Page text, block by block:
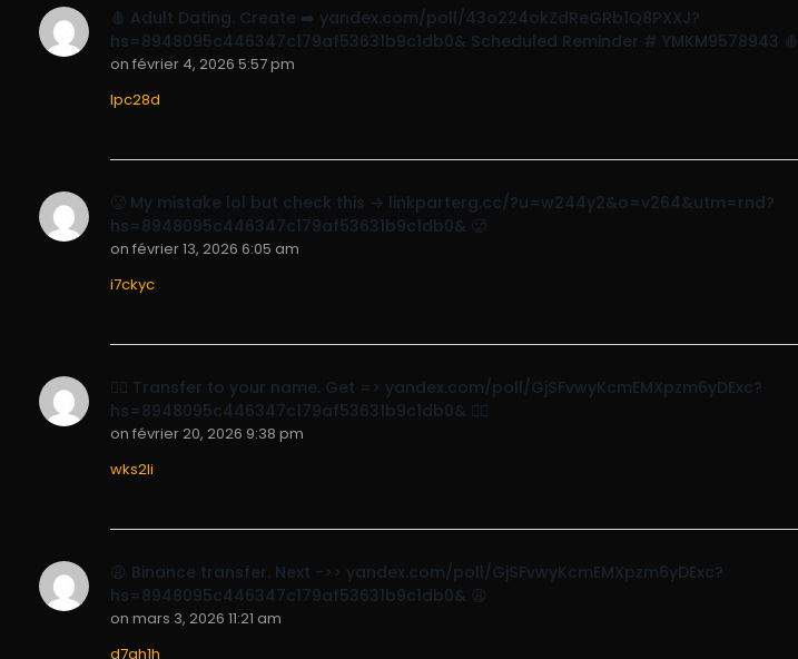
🩸 Adult Dating. Create ➡️ yandex.com/poll/43o224okZdReGRb1Q8PXXJ?
hs=8948095c446347c179af53631b9c1db0& Scheduled Reminder # YMKM9578943 🩸
on février 4, 2026 5:57 pm
lpc28d
🥵 My mistake lol but check this → linkparterg.cc/?u=w244y2&o=v264&utm=rnd?
hs=8948095c446347c179af53631b9c1db0& 🥵
on février 13, 2026 6:05 am
i7ckyc
🧎‍♀️ Transfer to your name. Get => yandex.com/poll/GjSFvwyKcmEMXpzm6yDExc?
hs=8948095c446347c179af53631b9c1db0& 🧎‍♀️
on février 20, 2026 9:38 pm
wks2li
😩 Binance transfer. Next ->> yandex.com/poll/GjSFvwyKcmEMXpzm6yDExc?
hs=8948095c446347c179af53631b9c1db0& 😩
on mars 3, 2026 11:21 am
d7gh1h